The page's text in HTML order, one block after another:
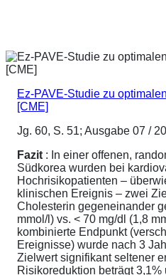
Ez-PAVE-Studie zu
[CME]
Jg. 60, S. 51; Ausgabe 07 /
Fazit : In einer offenen,
Südkorea wurden bei
Hochrisikopatienten –
klinischen Ereignis – zwei
Cholesterin gegeneinander
mmol/l) vs. < 70 mg/dl (1,8
kombinierte Endpunkt
Ereignisse) wurde nach 3
Zielwert signifikant seltener
Risikoreduktion beträgt 3,1%